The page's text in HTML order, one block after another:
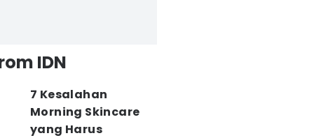
IDN
7 Kesalahan
Morning Skincare
yang Harus